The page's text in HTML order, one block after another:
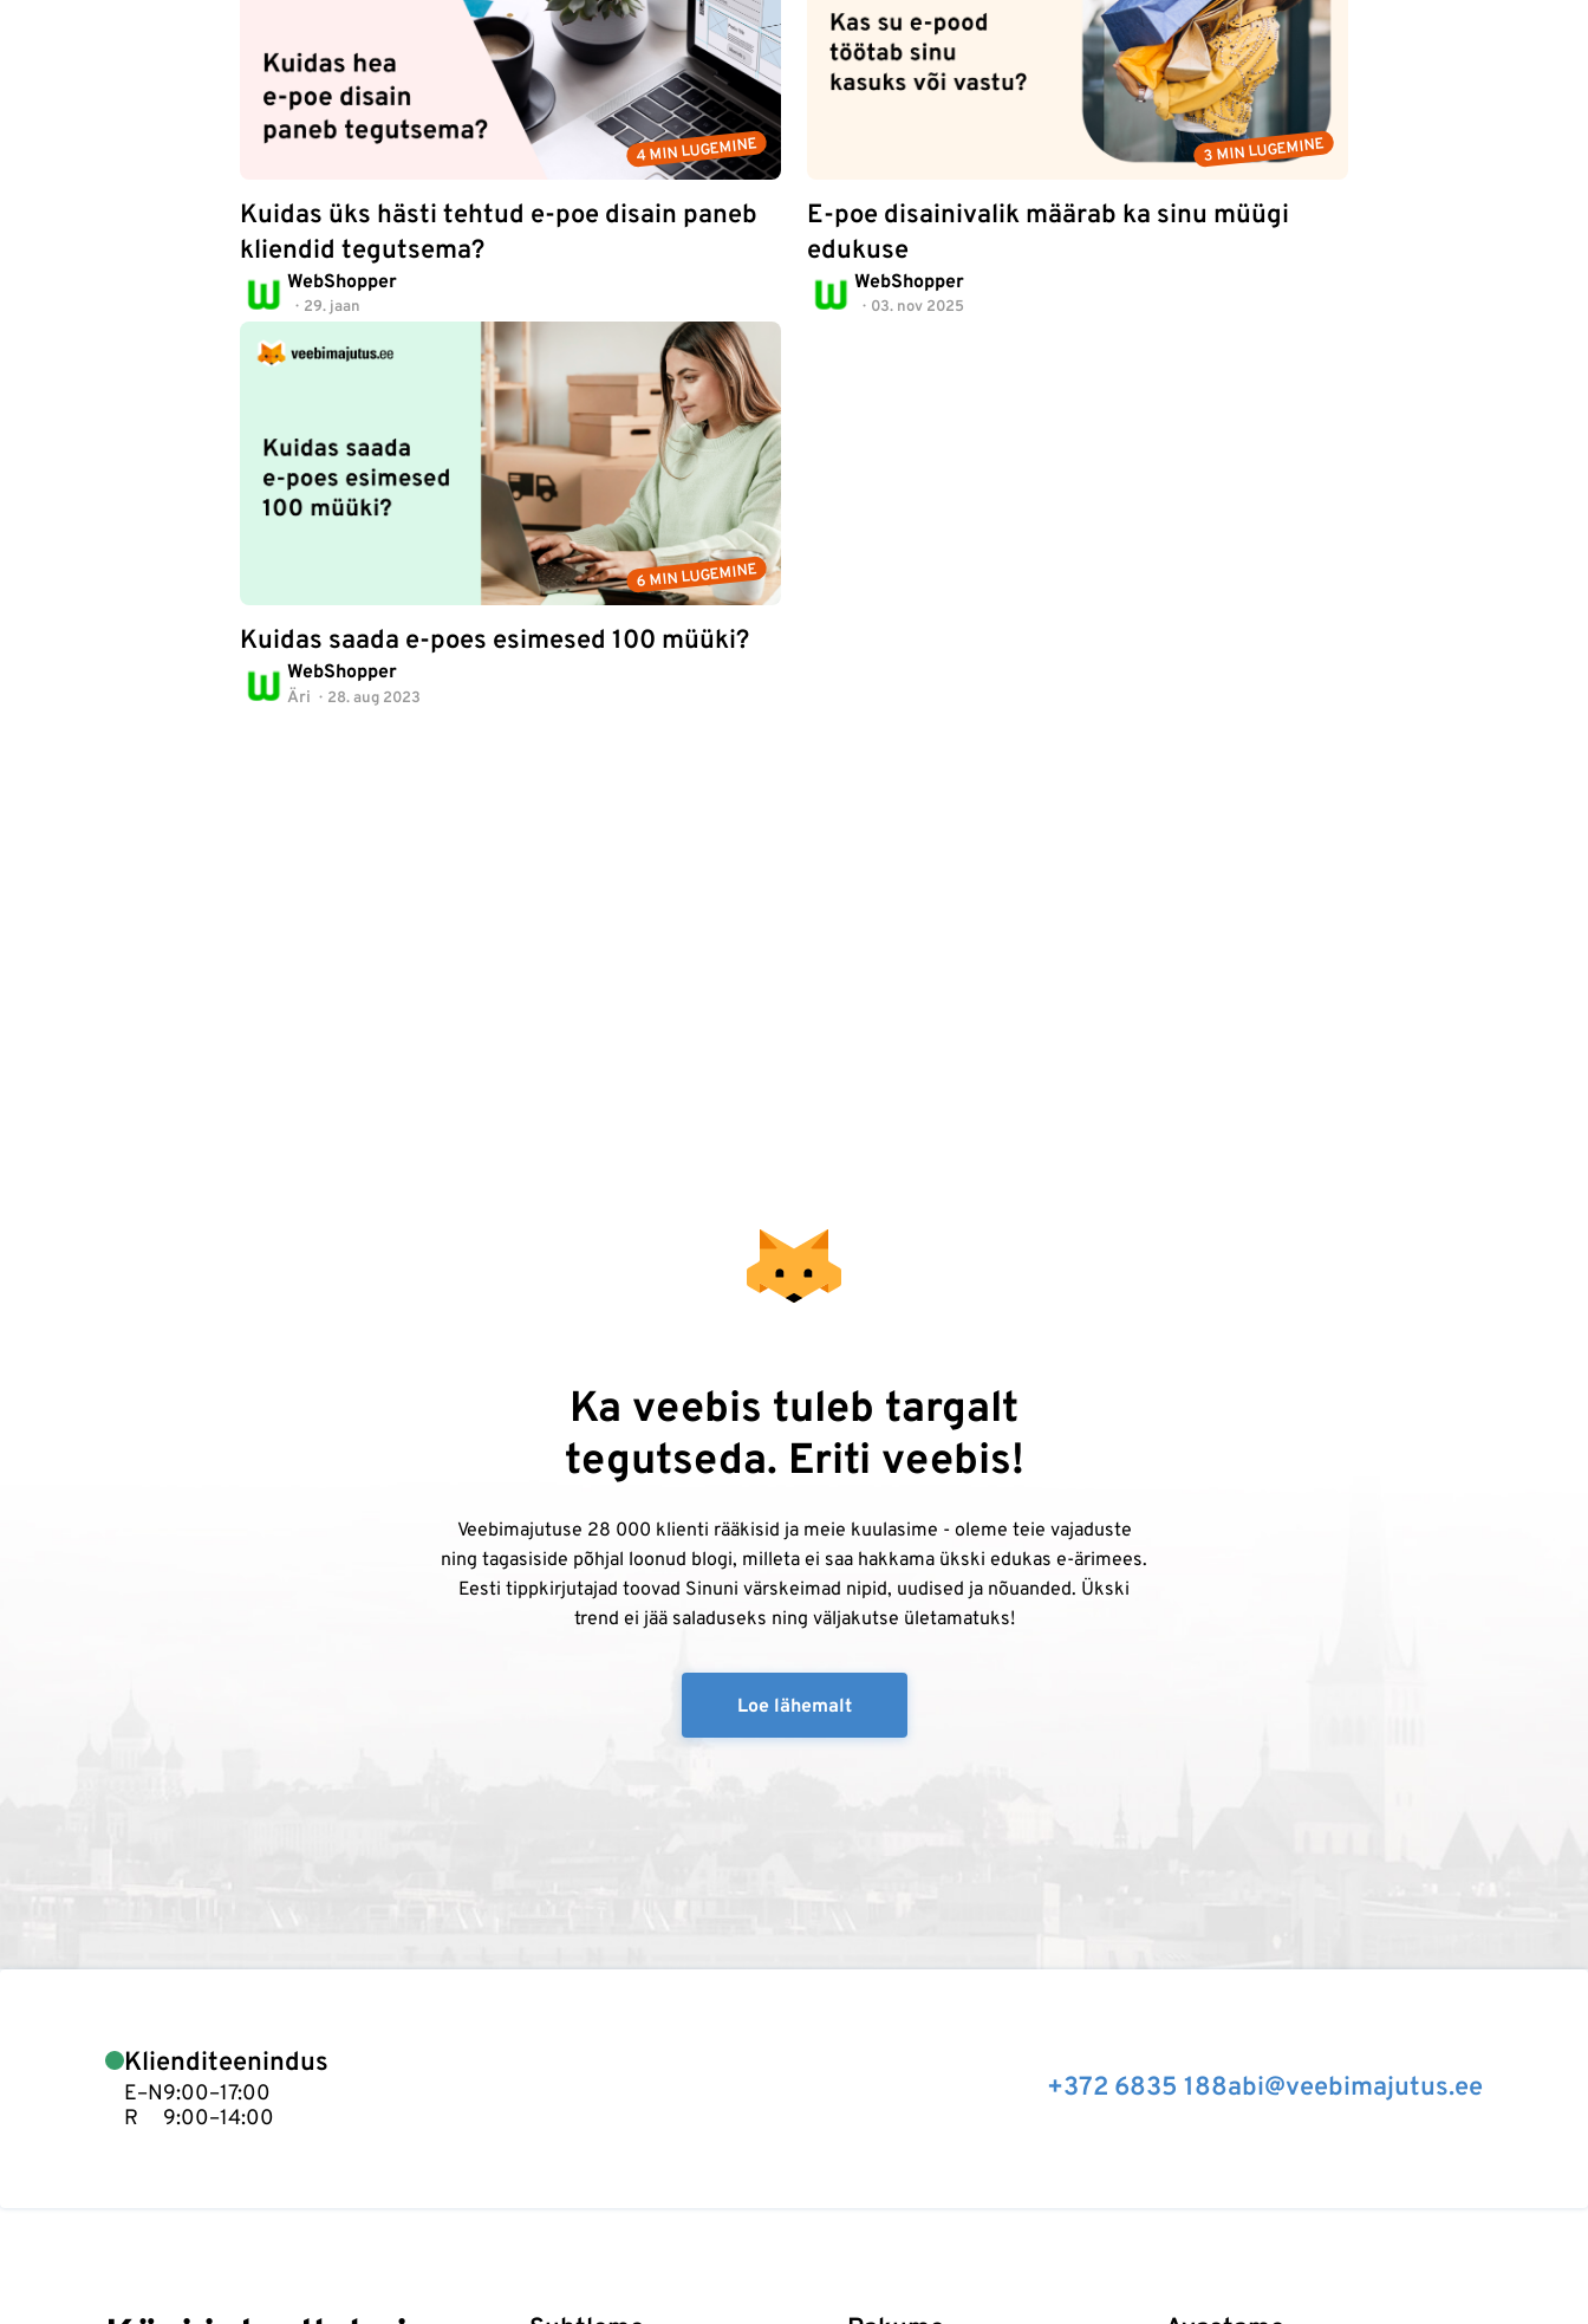
4 MIN LUGEMINE
Kuidas üks hästi tehtud e-poe disain paneb
kliendid tegutsema?
WebShopper
29. jaan
3 MIN LUGEMINE
E-poe disainivalik määrab ka sinu müügi
edukuse
WebShopper
03. nov 2025
6 MIN LUGEMINE
Kuidas saada e-poes esimesed 100 müüki?
WebShopper
Äri 28. aug 2023
Ka veebis tuleb targalt
tegutseda. Eriti veebis!
Veebimajutuse 28 000 klienti rääkisid ja meie kuulasime - oleme teie vajaduste
ning tagasiside põhjal loonud blogi, milleta ei saa hakkama ükski edukas e-ärimees.
Eesti tippkirjutajad toovad Sinuni värskeimad nipid, uudised ja nõuanded. Ükski
trend ei jää saladuseks ning väljakutse ületamatuks!
Loe lähemalt
Klienditeenindus
E–N
R
9:00–17:00
9:00–14:00
+372 6835 188abi@veebimajutus.ee